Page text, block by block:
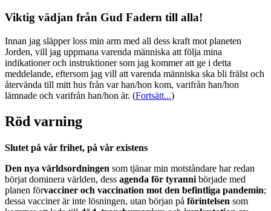
Viktig vädjan från Gud Fadern till alla!
Innan jag släpper loss min arm med all dess kraft mot planeten
Jorden, vill jag uppmana varenda människa att följa mina
indikationer och instruktioner som jag kommer att ge i detta
meddelande, eftersom jag vill att varenda människa ska bli frälst och
återvända till mitt hus från var han/hon kom, varifrån han/hon
lämnade och varifrån han/hon är. (Fortsätt...)
Röd varning
Slutet på vår frihet, på vår existens
Den nya världsordningen som tjänar min motståndare har redan
börjat dominera världen, dess agenda för tyranni började med
planen förvacciner och vaccination mot den befintliga pandemin;
dessa vacciner är inte lösningen, utan början på förintelsen som